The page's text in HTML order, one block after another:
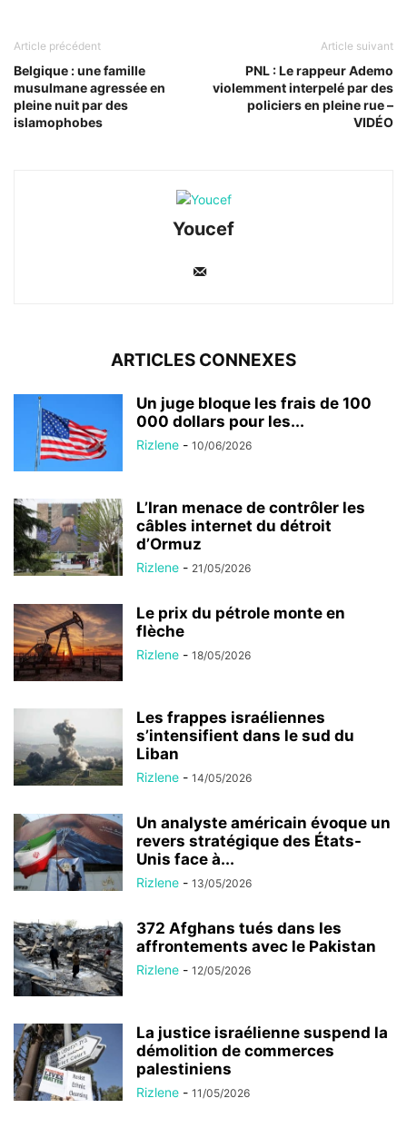
Article précédent
Belgique : une famille
musulmane agressée en
pleine nuit par des
islamophobes
Article suivant
PNL : Le rappeur Ademo
violemment interpelé par des
policiers en pleine rue –
VIDÉO
Youcef
ARTICLES CONNEXES
Un juge bloque les frais de 100
000 dollars pour les...
Rizlene - 10/06/2026
L’Iran menace de contrôler les
câbles internet du détroit
d’Ormuz
Rizlene - 21/05/2026
Le prix du pétrole monte en
flèche
Rizlene - 18/05/2026
Les frappes israéliennes
s’intensifient dans le sud du
Liban
Rizlene - 14/05/2026
Un analyste américain évoque un
revers stratégique des États-
Unis face à...
Rizlene - 13/05/2026
372 Afghans tués dans les
affrontements avec le Pakistan
Rizlene - 12/05/2026
La justice israélienne suspend la
démolition de commerces
palestiniens
Rizlene - 11/05/2026